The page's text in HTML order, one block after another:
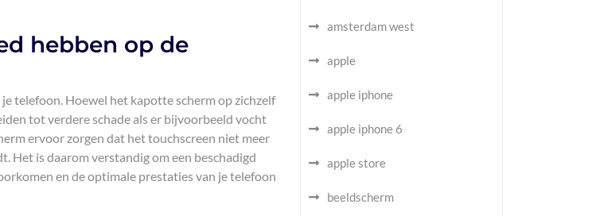
hebben op de
telefoon. Hoewel het kapotte scherm op zichzelf
tot verdere schade als er bijvoorbeeld vocht
ervoor zorgen dat het touchscreen niet meer
Het is daarom verstandig om een beschadigd
en de optimale prestaties van je telefoon
amsterdam west
apple
apple iphone
apple iphone 6
apple store
beeldscherm